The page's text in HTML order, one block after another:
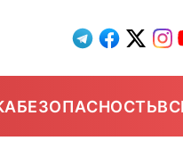
БЕЗОПАСНОСТЬ